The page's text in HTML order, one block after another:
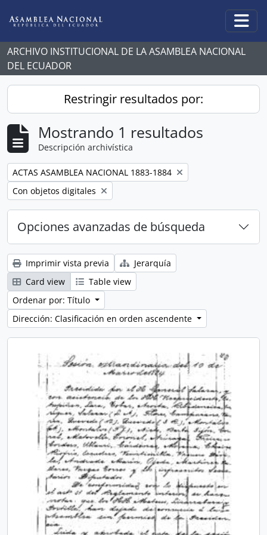
ARCHIVO INSTITUCIONAL DE LA ASAMBLEA NACIONAL
DEL ECUADOR
Restringir resultados por:
Mostrando 1 resultados
Descripción archivística
Remove filter:
ACTAS ASAMBLEA NACIONAL 1883-1884
Remove filter:
Con objetos digitales
Opciones avanzadas de búsqueda
Imprimir vista previa
Jerarquía
Card view
Table view
Ordenar por: Título
Dirección: Clasificación en orden ascendente